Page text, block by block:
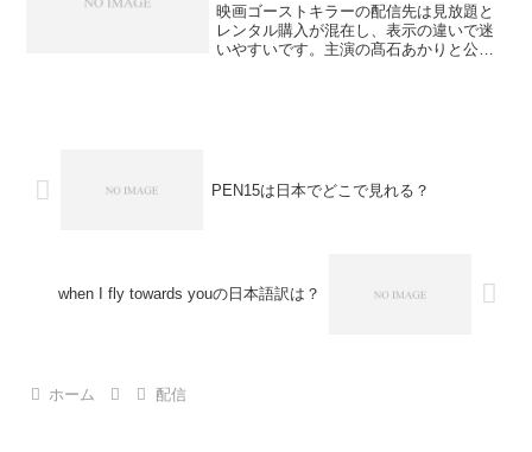
映画ゴーストキラーの配信先は見放題と
レンタル購入が混在し、表示の違いで迷
いやすいです。主演の髙石あかりと公開
PEN15は日本でどこで見れる？
when I fly towards youの日本語訳は？
ホーム 配信